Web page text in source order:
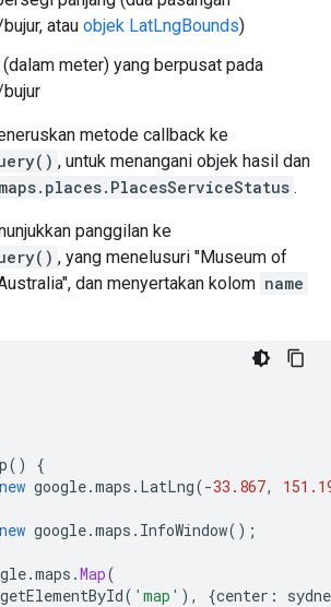
atau objek LatLngBounds)
(dalam meter) yang berpusat pada
metode callback ke
, untuk menangani objek hasil dan
.
panggilan ke
, yang menelusuri "Museum of
dan menyertakan kolom name
()
{
new google.maps . LatLng(-33.867,
new google.maps . InfoWindow();
.maps .Map(
getElementById( 'map' ), {center :